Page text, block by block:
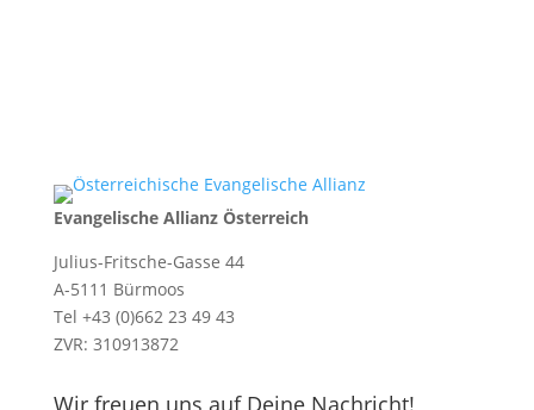
Evangelische Allianz Österreich
Julius-Fritsche-Gasse 44
A-5111 Bürmoos
Tel +43 (0)662 23 49 43
ZVR: 310913872
Wir freuen uns auf Deine Nachricht!